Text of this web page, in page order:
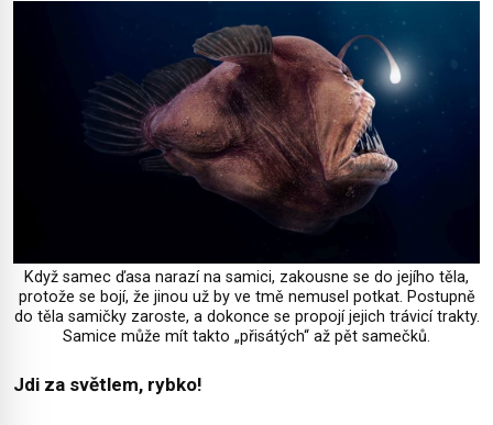
Když samec ďasa narazí na samici, zakousne se do jejího těla,
protože se bojí, že jinou už by ve tmě nemusel potkat. Postupně
do těla samičky zaroste, a dokonce se propojí jejich trávicí trakty.
Samice může mít takto „přisátých“ až pět samečků.
Jdi za světlem, rybko!